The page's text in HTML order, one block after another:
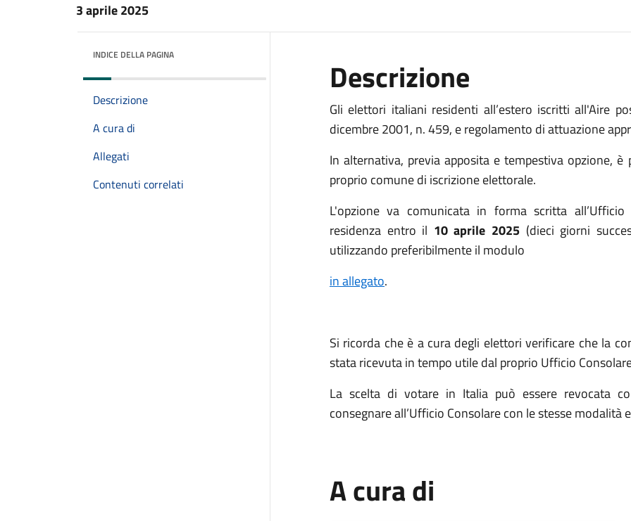
3 aprile 2025
INDICE DELLA PAGINA
Descrizione
A cura di
Allegati
Contenuti correlati
Descrizione
Gli elettori italiani residenti all’estero iscritti all'Aire
dicembre 2001, n. 459, e regolamento di attuazione
In alternativa, previa apposita e tempestiva opzione,
proprio comune di iscrizione elettorale.
L'opzione va comunicata in forma scritta
residenza entro il 10 aprile 2025 (dieci giorni
utilizzando preferibilmente il modulo
in allegato.
Si ricorda che è a cura degli elettori verificare che la
stata ricevuta in tempo utile dal proprio Ufficio
La scelta di votare in Italia può essere revocata
consegnare all’Ufficio Consolare con le stesse modalità
A cura di